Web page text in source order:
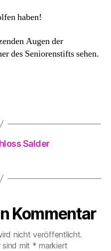
haben!
Augen der
des Seniorenstifts sehen.
Salder
Kommentar
nicht veröffentlicht.
sind mit * markiert